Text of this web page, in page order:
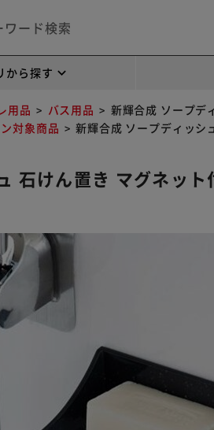
から探す
用品 バス用品
新輝合成 ソープデ
対象商品 新輝合成 ソープディッシ
石けん置き マグネッ